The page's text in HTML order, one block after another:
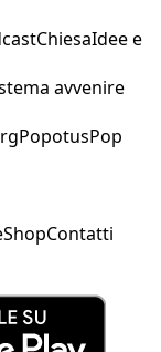
ChiesaIdee e
avvenire
PopotusPop
ShopContatti